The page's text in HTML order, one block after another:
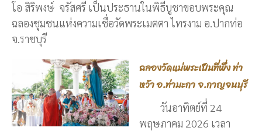
โอ สิริพงษ์ จรัสศรี เป็นประธานในพิธีบูชาขอบพระคุณ
ฉลองชุมชนแห่งความเชื่อวัดพระเมตตา ไทรงาม อ.ปากท่อ
จ.ราชบุรี
ฉลองวัดแม่พระเป็นที่พึ่ง ท่า
หว้า อ.ท่ามะกา จ.กาญจนบุรี
วันอาทิตย์ที่ 24
พฤษภาคม 2026 เวลา